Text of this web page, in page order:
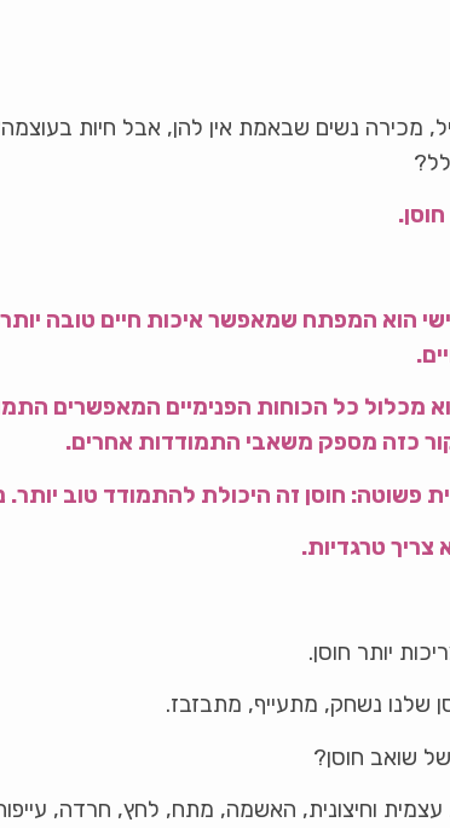
מכירה נשים שבאמת אין להן, אבל חיות
הוא המפתח שמאפשר איכות חיים טובה
מכלול כל הכוחות הפנימיים המאפשרים
כזה מספק משאבי התמודדות אחרים.
פשוטה: חוסן זה היכולת להתמודד טוב יותר.
צריך טרגדיות.
יותר חוסן.
שלנו נשחק, מתעייף, מתבזבז.
שואב חוסן?
עצמית וחיצונית, האשמה, מתח, לחץ, חרדה,